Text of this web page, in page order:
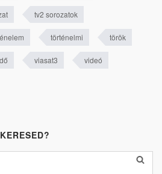
tv2 sorozatok
történelmi török
viasat3 videó